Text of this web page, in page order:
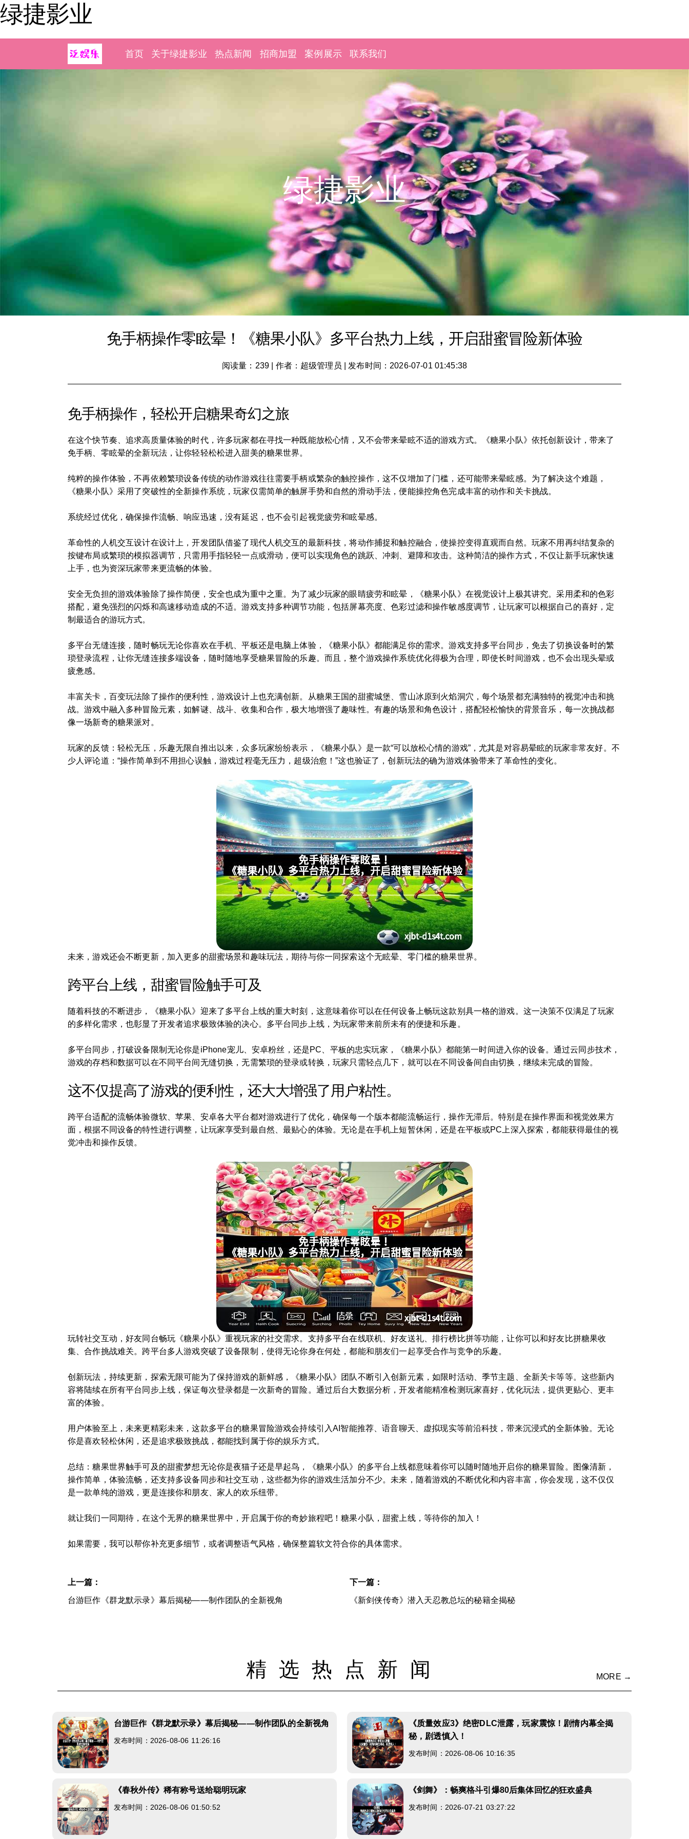
绿捷影业
首页 关于绿捷影业 热点新闻 招商加盟 案例展示 联系我们
绿捷影业
免手柄操作零眩晕！《糖果小队》多平台热力上线，开启甜蜜冒险新体验
阅读量：239 作者：超级管理员 发布时间：2026-07-01 01:45:38
免手柄操作，轻松开启糖果奇幻之旅
在这个快节奏、追求高质量体验的时代，许多玩家都在寻找一种既能放松心情，又不会带来晕眩不适的游戏方式。《糖果小队》依托创新设计，带来了
免手柄、零眩晕的全新玩法，让你轻轻松松进入甜美的糖果世界。
纯粹的操作体验，不再依赖繁琐设备传统的动作游戏往往需要手柄或繁杂的触控操作，这不仅增加了门槛，还可能带来晕眩感。为了解决这个难题，
《糖果小队》采用了突破性的全新操作系统，玩家仅需简单的触屏手势和自然的滑动手法，便能操控角色完成丰富的动作和关卡挑战。
系统经过优化，确保操作流畅、响应迅速，没有延迟，也不会引起视觉疲劳和眩晕感。
革命性的人机交互设计在设计上，开发团队借鉴了现代人机交互的最新科技，将动作捕捉和触控融合，使操控变得直观而自然。玩家不用再纠结复杂的
按键布局或繁琐的模拟器调节，只需用手指轻轻一点或滑动，便可以实现角色的跳跃、冲刺、避障和攻击。这种简洁的操作方式，不仅让新手玩家快速
上手，也为资深玩家带来更流畅的体验。
安全无负担的游戏体验除了操作简便，安全也成为重中之重。为了减少玩家的眼睛疲劳和眩晕，《糖果小队》在视觉设计上极其讲究。采用柔和的色彩
搭配，避免强烈的闪烁和高速移动造成的不适。游戏支持多种调节功能，包括屏幕亮度、色彩过滤和操作敏感度调节，让玩家可以根据自己的喜好，定
制最适合的游玩方式。
多平台无缝连接，随时畅玩无论你喜欢在手机、平板还是电脑上体验，《糖果小队》都能满足你的需求。游戏支持多平台同步，免去了切换设备时的繁
琐登录流程，让你无缝连接多端设备，随时随地享受糖果冒险的乐趣。而且，整个游戏操作系统优化得极为合理，即使长时间游戏，也不会出现头晕或
疲惫感。
丰富关卡，百变玩法除了操作的便利性，游戏设计上也充满创新。从糖果王国的甜蜜城堡、雪山冰原到火焰洞穴，每个场景都充满独特的视觉冲击和挑
战。游戏中融入多种冒险元素，如解谜、战斗、收集和合作，极大地增强了趣味性。有趣的场景和角色设计，搭配轻松愉快的背景音乐，每一次挑战都
像一场新奇的糖果派对。
玩家的反馈：轻松无压，乐趣无限自推出以来，众多玩家纷纷表示，《糖果小队》是一款“可以放松心情的游戏”，尤其是对容易晕眩的玩家非常友好。不
少人评论道：“操作简单到不用担心误触，游戏过程毫无压力，超级治愈！”这也验证了，创新玩法的确为游戏体验带来了革命性的变化。
未来，游戏还会不断更新，加入更多的甜蜜场景和趣味玩法，期待与你一同探索这个无眩晕、零门槛的糖果世界。
跨平台上线，甜蜜冒险触手可及
随着科技的不断进步，《糖果小队》迎来了多平台上线的重大时刻，这意味着你可以在任何设备上畅玩这款别具一格的游戏。这一决策不仅满足了玩家
的多样化需求，也彰显了开发者追求极致体验的决心。多平台同步上线，为玩家带来前所未有的便捷和乐趣。
多平台同步，打破设备限制无论你是iPhone宠儿、安卓粉丝，还是PC、平板的忠实玩家，《糖果小队》都能第一时间进入你的设备。通过云同步技术，
游戏的存档和数据可以在不同平台间无缝切换，无需繁琐的登录或转换，玩家只需轻点几下，就可以在不同设备间自由切换，继续未完成的冒险。
这不仅提高了游戏的便利性，还大大增强了用户粘性。
跨平台适配的流畅体验微软、苹果、安卓各大平台都对游戏进行了优化，确保每一个版本都能流畅运行，操作无滞后。特别是在操作界面和视觉效果方
面，根据不同设备的特性进行调整，让玩家享受到最自然、最贴心的体验。无论是在手机上短暂休闲，还是在平板或PC上深入探索，都能获得最佳的视
觉冲击和操作反馈。
玩转社交互动，好友同台畅玩《糖果小队》重视玩家的社交需求。支持多平台在线联机、好友送礼、排行榜比拼等功能，让你可以和好友比拼糖果收
集、合作挑战难关。跨平台多人游戏突破了设备限制，使得无论你身在何处，都能和朋友们一起享受合作与竞争的乐趣。
创新玩法，持续更新，探索无限可能为了保持游戏的新鲜感，《糖果小队》团队不断引入创新元素，如限时活动、季节主题、全新关卡等等。这些新内
容将陆续在所有平台同步上线，保证每次登录都是一次新奇的冒险。通过后台大数据分析，开发者能精准检测玩家喜好，优化玩法，提供更贴心、更丰
富的体验。
用户体验至上，未来更精彩未来，这款多平台的糖果冒险游戏会持续引入AI智能推荐、语音聊天、虚拟现实等前沿科技，带来沉浸式的全新体验。无论
你是喜欢轻松休闲，还是追求极致挑战，都能找到属于你的娱乐方式。
总结：糖果世界触手可及的甜蜜梦想无论你是夜猫子还是早起鸟，《糖果小队》的多平台上线都意味着你可以随时随地开启你的糖果冒险。图像清新，
操作简单，体验流畅，还支持多设备同步和社交互动，这些都为你的游戏生活加分不少。未来，随着游戏的不断优化和内容丰富，你会发现，这不仅仅
是一款单纯的游戏，更是连接你和朋友、家人的欢乐纽带。
就让我们一同期待，在这个无界的糖果世界中，开启属于你的奇妙旅程吧！糖果小队，甜蜜上线，等待你的加入！
如果需要，我可以帮你补充更多细节，或者调整语气风格，确保整篇软文符合你的具体需求。
上一篇：
台游巨作《群龙默示录》幕后揭秘——制作团队的全新视角
下一篇：
《新剑侠传奇》潜入天忍教总坛的秘籍全揭秘
精选热点新闻 MORE →
台游巨作《群龙默示录》幕后揭秘——制作团队的全新视角
发布时间：2026-08-06 11:26:16
《质量效应3》绝密DLC泄露，玩家震惊！剧情内幕全揭
秘，剧透慎入！
发布时间：2026-08-06 10:16:35
《春秋外传》稀有称号送给聪明玩家
发布时间：2026-08-06 01:50:52
《剑舞》：畅爽格斗引爆80后集体回忆的狂欢盛典
发布时间：2026-07-21 03:27:22